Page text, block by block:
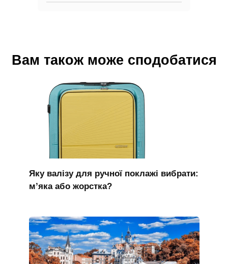
Вам також може сподобатися
Яку валізу для ручної поклажі вибрати:
м’яка або жорстка?